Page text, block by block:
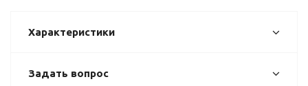
Характеристики
Задать вопрос